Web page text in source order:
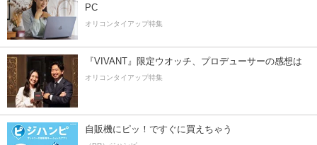
PC
オリコンタイアップ特集
『VIVANT』限定ウオッチ、プロデューサーの感想は
オリコンタイアップ特集
自販機にピッ！ですぐに買えちゃう